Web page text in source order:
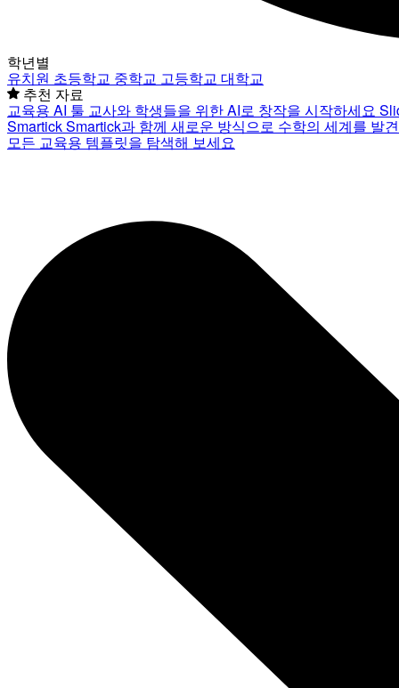
학년별
유치원 초등학교 중학교 고등학교 대학교
추천 자료
교육용 AI 툴 교사와 학생들을 위한 AI로 창작을 시작하세요
SmartickSmartick과 함께 새로운 방식으로 수학의 세계를 발
모든 교육용 템플릿을 탐색해 보세요